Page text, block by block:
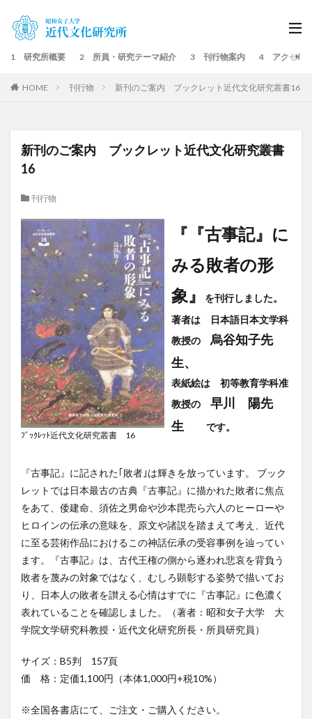
1 研究所概要 2 所員・研究テーマ紹介 3 刊行物案内 4 アクセス
HOME 刊行物 新刊のご案内 ブックレット近代文化研究叢書16
新刊のご案内 ブックレット近代文化研究叢書
16
刊行物
ﾌﾞｯｸﾚｯﾄ近代文化研究叢書 16
『『古事記』に
みる敗者の形
象』
を刊行しました。
著者は 日本語日本文学科
教授の 烏谷知子先
生、
表紙絵は 初等教育学科准
教授の 早川 陽先
生
です。
『古事記』に記された｢敗者｣は輝きを放っています。 ブック
レットでは日本最古の古典『古事記』に描かれた敗者に焦点
をあて、倭建命、須佐之男命や沙本毘売ら六人のヒーローや
ヒロインの伝承の意味を、原文や諸説を踏まえて考え、近代
に至る芸術作品におけるこの神話伝承の受容事例を辿ってい
ます。『古事記』は、古代王権の側から逐われ悲哀を背負う
敗者を蔑みの対象ではなく、むしろ顕彰する姿勢で描いてお
り、日本人の敗者を讃える心情はすでに『古事記』に色濃く
表れていることを確認しました。（著者：昭和女子大学 大
学院文学研究科教授・近代文化研究所長・所員研究員）
サイズ：B5判 157頁
価 格：定価1,100円（本体1,000円+税10%）
※全国各書店にて、ご注文・ご購入ください。